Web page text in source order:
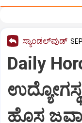
ಸ್ಯಾಂಡಲ್‌ವುಡ್‌
Daily
ಹೊಸ